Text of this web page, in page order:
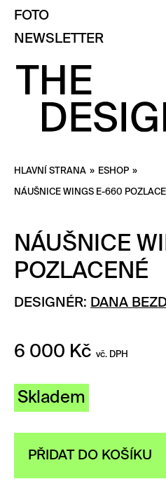
FOTO
NEWSLETTER
HLAVNÍ STRANA » ESHOP »
NÁUŠNICE WINGS E-660
NÁUŠNICE
POZLACENÉ
DESIGNÉR: DANA
6 000 Kč vč. DPH
Skladem
PŘIDAT DO KOŠÍKU